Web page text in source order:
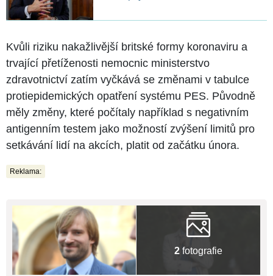
Kvůli riziku nakažlivější britské formy koronaviru a
trvající přetíženosti nemocnic ministerstvo
zdravotnictví zatím vyčkává se změnami v tabulce
protiepidemických opatření systému PES. Původně
měly změny, které počítaly například s negativním
antigenním testem jako možností zvýšení limitů pro
setkávání lidí na akcích, platit od začátku února.
Reklama:
2 fotografie